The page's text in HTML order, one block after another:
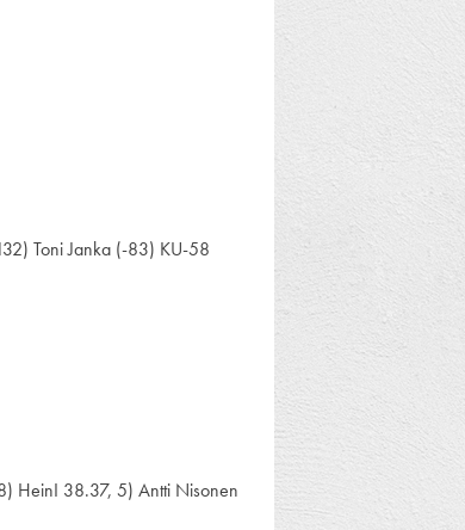
Toni Janka (-83) KU-58
HeinI 38.37, 5) Antti Nisonen